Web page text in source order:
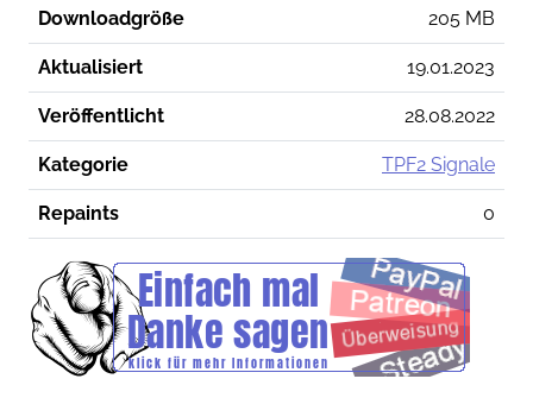
Downloadgröße 205 MB
Aktualisiert 19.01.2023
Veröffentlicht 28.08.2022
Kategorie TPF2 Signale
Repaints 0